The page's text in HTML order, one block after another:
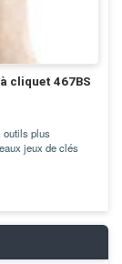
cliquet 467BS
outils plus
jeux de clés